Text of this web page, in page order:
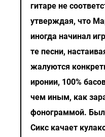
гитаре не
утверждая, что
иногда начинал
те песни,
жалуются
иронии, 100%
чем иным, как
фонограммой.
Сикс качает